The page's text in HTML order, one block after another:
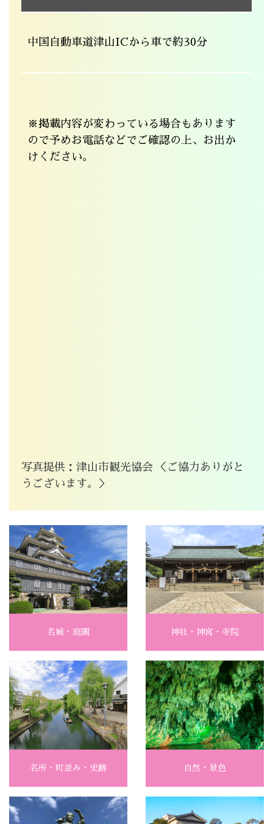
中国自動車道津山ICから車で約30分
※掲載内容が変わっている場合もあります
ので予めお電話などでご確認の上、お出か
けください。
写真提供：津山市観光協会 ＜ご協力ありがと
うございます。＞
名城・庭園 神社・神宮・寺院
名所・町並み・史跡 自然・景色